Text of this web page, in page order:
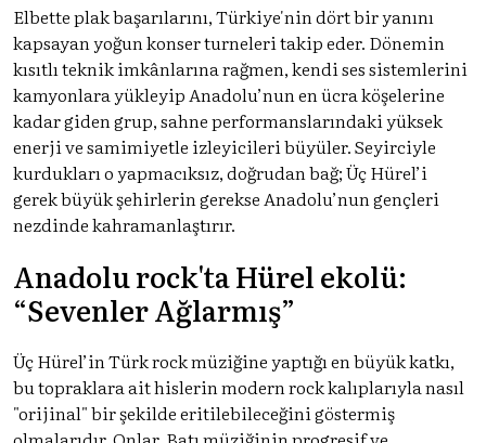
Elbette plak başarılarını, Türkiye'nin dört bir yanını
kapsayan yoğun konser turneleri takip eder. Dönemin
kısıtlı teknik imkânlarına rağmen, kendi ses sistemlerini
kamyonlara yükleyip Anadolu’nun en ücra köşelerine
kadar giden grup, sahne performanslarındaki yüksek
enerji ve samimiyetle izleyicileri büyüler. Seyirciyle
kurdukları o yapmacıksız, doğrudan bağ; Üç Hürel’i
gerek büyük şehirlerin gerekse Anadolu’nun gençleri
nezdinde kahramanlaştırır.
Anadolu rock'ta Hürel ekolü:
“Sevenler Ağlarmış”
Üç Hürel’in Türk rock müziğine yaptığı en büyük katkı,
bu topraklara ait hislerin modern rock kalıplarıyla nasıl
"orijinal" bir şekilde eritilebileceğini göstermiş